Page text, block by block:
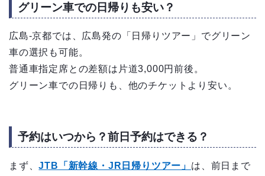
グリーン車での日帰りも安い？
広島-京都では、広島発の「日帰りツアー」でグリーン
車の選択も可能。
普通車指定席との差額は片道3,000円前後。
グリーン車での日帰りも、他のチケットより安い。
予約はいつから？前日予約はできる？
まず、JTB「新幹線・JR日帰りツアー」 は、前日まで